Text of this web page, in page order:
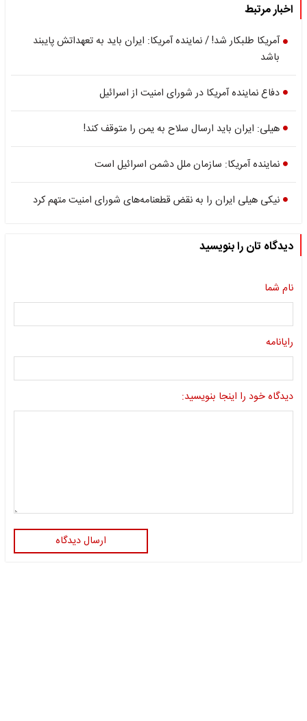
اخبار مرتبط
آمریکا طلبکار شد! / نماینده آمریکا: ایران باید به تعهداتش پایبند
باشد
دفاع نماینده آمریکا در شورای امنیت از اسرائیل
هیلی: ایران باید ارسال سلاح به یمن را متوقف کند!
نماینده آمریکا: سازمان ملل دشمن اسرائیل است
نیکی هیلی ایران را به نقض قطعنامه‌های شورای امنیت متهم کرد
دیدگاه تان را بنویسید
نام شما
رایانامه
دیدگاه خود را اینجا بنویسید:
ارسال دیدگاه